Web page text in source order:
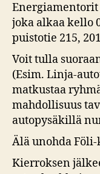
joka alkaa kello
puistotie 215,
Voit tulla
(Esim. Linja-
matkustaa
mahdollisuus
autopysäkillä
Älä unohda
Kierroksen